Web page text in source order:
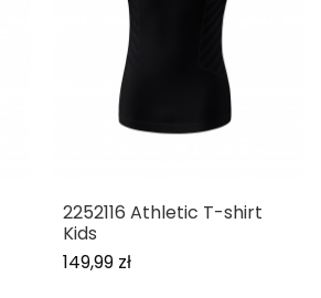
2252116 Athletic T-shirt
Kids
149,99 zł